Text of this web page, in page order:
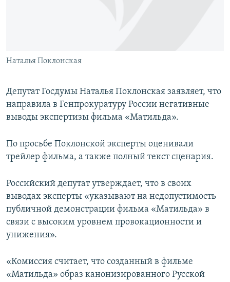
УКРАИНСКАЯ ПРОБЛЕМА КРЫМА
Наталья Поклонская
Депутат Госдумы Наталья Поклонская заявляет, что
направила в Генпрокуратуру России негативные
выводы экспертизы фильма «Матильда».
По просьбе Поклонской эксперты оценивали
трейлер фильма, а также полный текст сценария.
Российский депутат утверждает, что в своих
выводах эксперты «указывают на недопустимость
публичной демонстрации фильма «Матильда» в
связи с высоким уровнем провокационности и
унижения».
«Комиссия считает, что созданный в фильме
«Матильда» образ канонизированного Русской